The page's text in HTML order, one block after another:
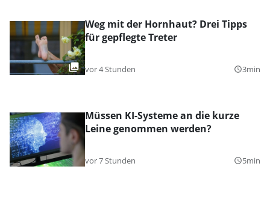
Weg mit der Hornhaut? Drei Tipps
für gepflegte Treter
vor 4 Stunden query_builder3min
Müssen KI-Systeme an die kurze
Leine genommen werden?
vor 7 Stunden query_builder5min